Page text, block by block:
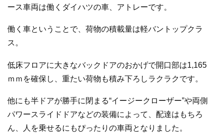
ース車両は働くダイハツの車、アトレーです。
働く車ということで、荷物の積載量は軽バントップクラ
ス。
低床フロアに大きなバックドアのおかげで開口部は1,165
ｍｍを確保し、重たい荷物も積み下ろしラクラクです。
他にも半ドアが勝手に閉まる“イージークローザー”や両側
パワースライドドアなどの装備によって、配達はもちろ
ん、人を乗せるにもぴったりの車両となりました。